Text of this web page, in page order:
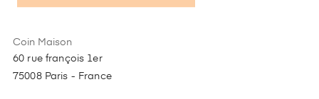
Coin Maison
60 rue françois 1er
75008 Paris - France